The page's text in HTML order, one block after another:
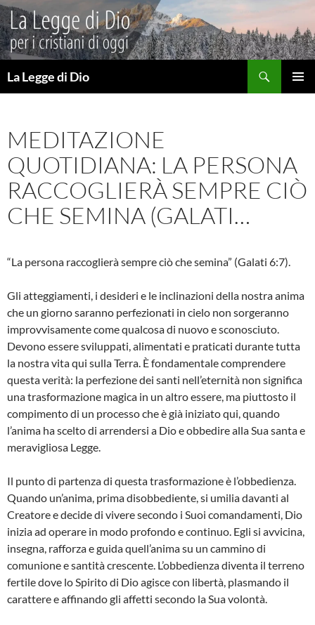
Vai
al
contenuto
La Legge di Dio
MEDITAZIONE
QUOTIDIANA: LA PERSONA
RACCOGLIERÀ SEMPRE CIÒ
CHE SEMINA (GALATI…
“La persona raccoglierà sempre ciò che semina” (Galati 6:7).
Gli atteggiamenti, i desideri e le inclinazioni della nostra anima
che un giorno saranno perfezionati in cielo non sorgeranno
improvvisamente come qualcosa di nuovo e sconosciuto.
Devono essere sviluppati, alimentati e praticati durante tutta
la nostra vita qui sulla Terra. È fondamentale comprendere
questa verità: la perfezione dei santi nell’eternità non significa
una trasformazione magica in un altro essere, ma piuttosto il
compimento di un processo che è già iniziato qui, quando
l’anima ha scelto di arrendersi a Dio e obbedire alla Sua santa e
meravigliosa Legge.
Il punto di partenza di questa trasformazione è l’obbedienza.
Quando un’anima, prima disobbediente, si umilia davanti al
Creatore e decide di vivere secondo i Suoi comandamenti, Dio
inizia ad operare in modo profondo e continuo. Egli si avvicina,
insegna, rafforza e guida quell’anima su un cammino di
comunione e santità crescente. L’obbedienza diventa il terreno
fertile dove lo Spirito di Dio agisce con libertà, plasmando il
carattere e affinando gli affetti secondo la Sua volontà.